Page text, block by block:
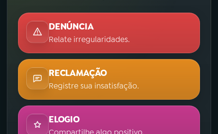
DENÚNCIA
Relate irregularidades.
RECLAMAÇÃO
Registre sua insatisfação.
ELOGIO